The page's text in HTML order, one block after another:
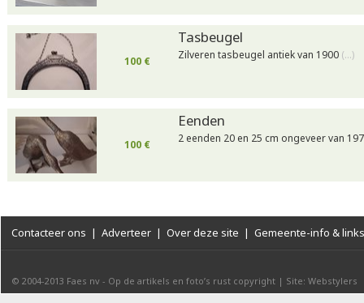
100 €
Tasbeugel
Zilveren tasbeugel antiek van 1900 (…)
100 €
Eenden
2 eenden 20 en 25 cm ongeveer van
Contacteer ons | Adverteer | Over deze site | Gemeente-info & links
© 2004-2013 Faes nv - Op de artikels en foto’s rust copyright | Site: Webstylers